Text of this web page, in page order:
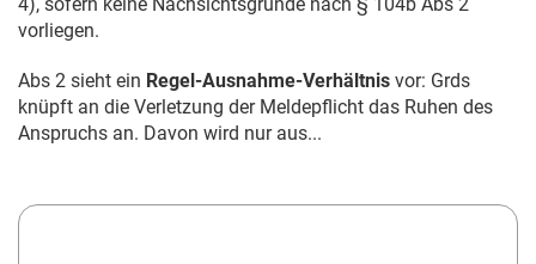
vorliegen.
Abs 2 sieht ein Regel-Ausnahme-Verhältnis vor: Grds
knüpft an die Verletzung der Meldepflicht das Ruhen des
Anspruchs an. Davon wird nur aus...